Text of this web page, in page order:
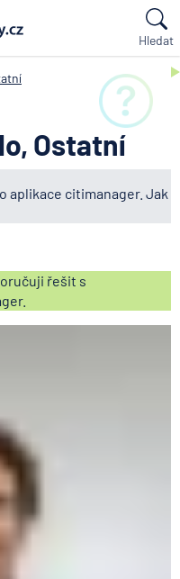
Hledat
Ostatní
aplikace citimanager. Jak
řešit s